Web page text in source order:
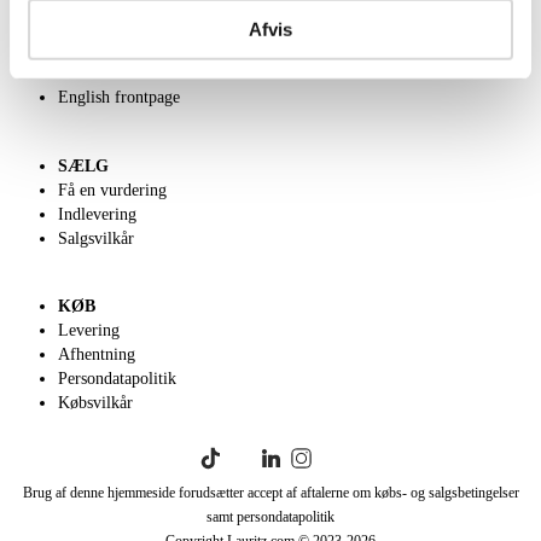
Afvis
English frontpage
SÆLG
Få en vurdering
Indlevering
Salgsvilkår
KØB
Levering
Afhentning
Persondatapolitik
Købsvilkår
Brug af denne hjemmeside forudsætter accept af aftalerne om købs- og salgsbetingelser
samt persondatapolitik